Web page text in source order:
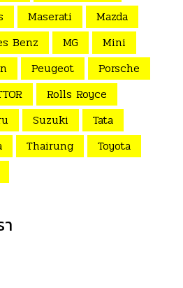
Maserati
Mazda
Benz MG
Mini
Peugeot
Porsche
Rolls Royce
Suzuki
Tata
Thairung
Toyota